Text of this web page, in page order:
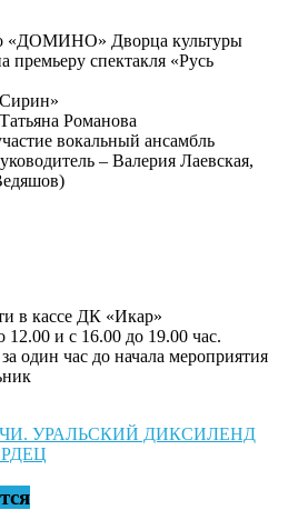
«ДОМИНО» Дворца культуры
премьеру спектакля «Русь
Романова
вокальный ансамбль
– Валерия Лаевская,
в кассе ДК «Икар»
12.00 и с 16.00 до 19.00 час.
один час до начала мероприятия
УРАЛЬСКИЙ ДИКСИЛЕНД